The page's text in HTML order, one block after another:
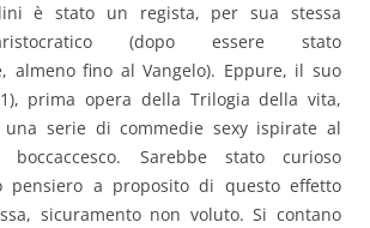
è stato un regista, per sua stessa
(dopo essere stato
almeno fino al Vangelo). Eppure, il suo
prima opera della Trilogia della vita,
serie di commedie sexy ispirate al
boccaccesco. Sarebbe stato curioso
pensiero a proposito di questo effetto
sicuramento non voluto. Si contano